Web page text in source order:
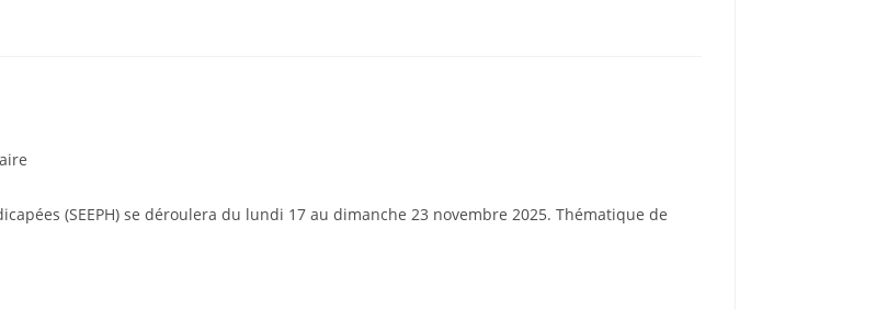
(SEEPH) se déroulera du lundi 17 au dimanche 23 novembre 2025. Thématique de